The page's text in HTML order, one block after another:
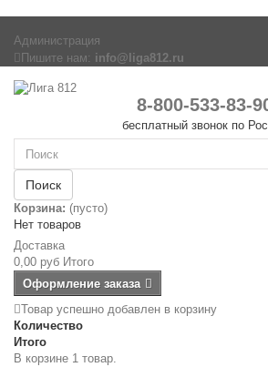
Администрация
Пишите нам: info@liga812.ru
8-800-533-83-
бесплатный звонок по
Поиск
Корзина: (пусто)
Нет товаров
Доставка
0,00 руб Итого
Оформление заказа
Товар успешно добавлен в корзину
Количество
Итого
В корзине 1 товар.